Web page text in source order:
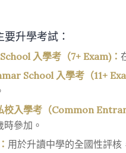
升學考試：
入學考（7+ Exam)：
School 入學考（11+
校入學考（Common
時參加。
用於升讀中學的全國性評核